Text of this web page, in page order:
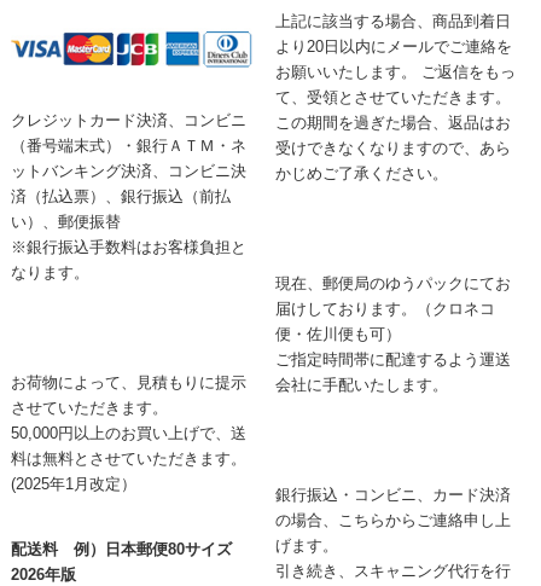
クレジットカード決済、コンビニ
（番号端末式）・銀行ＡＴＭ・ネ
ットバンキング決済、コンビニ決
済（払込票）、銀行振込（前払
い）、郵便振替
※銀行振込手数料はお客様負担と
なります。
お荷物によって、見積もりに提示
させていただきます。
50,000円以上のお買い上げで、送
料は無料とさせていただきます。
(2025年1月改定）
配送料 例）日本郵便80サイズ
2026年版
上記に該当する場合、商品到着日
より20日以内にメールでご連絡を
お願いいたします。 ご返信をもっ
て、受領とさせていただきます。
この期間を過ぎた場合、返品はお
受けできなくなりますので、あら
かじめご了承ください。
現在、郵便局のゆうパックにてお
届けしております。（クロネコ
便・佐川便も可）
ご指定時間帯に配達するよう運送
会社に手配いたします。
銀行振込・コンビニ、カード決済
の場合、こちらからご連絡申し上
げます。
引き続き、スキャニング代行を行